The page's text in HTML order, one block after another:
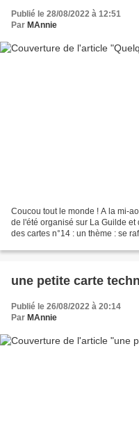
Publié le 28/08/2022 à 12:51
Par MAnnie
Coucou tout le monde ! A la mi-
de l'été organisé sur La Guilde
des cartes n°14 : un thème : se
une
Publié le 26/08/2022 à 20:14
Par MAnnie